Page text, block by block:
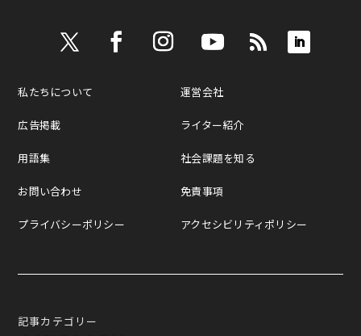
私たちについて
広告掲載
用語集
お問い合わせ
プライバシーポリシー
運営会社
ライター紹介
社会課題を知る
免責事項
アクセシビリティポリシー
記事カテゴリー